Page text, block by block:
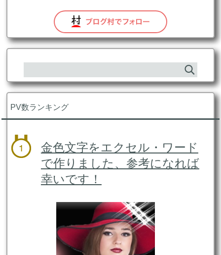
PV数ランキング
金色文字をエクセル・ワード
で作りました、参考になれば
幸いです！